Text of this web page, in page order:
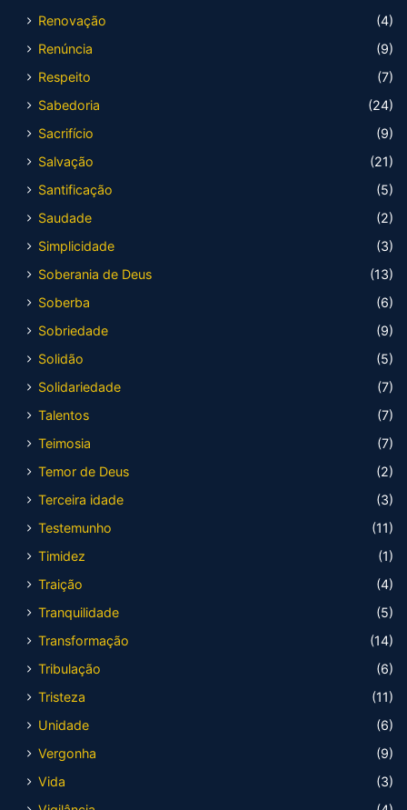
Renovação
(4)
Renúncia
(9)
Respeito
(7)
Sabedoria
(24)
Sacrifício
(9)
Salvação
(21)
Santificação
(5)
Saudade
(2)
Simplicidade
(3)
Soberania de Deus
(13)
Soberba
(6)
Sobriedade
(9)
Solidão
(5)
Solidariedade
(7)
Talentos
(7)
Teimosia
(7)
Temor de Deus
(2)
Terceira idade
(3)
Testemunho
(11)
Timidez
(1)
Traição
(4)
Tranquilidade
(5)
Transformação
(14)
Tribulação
(6)
Tristeza
(11)
Unidade
(6)
Vergonha
(9)
Vida
(3)